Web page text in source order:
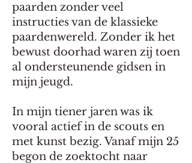
paarden zonder veel
instructies van de klassieke
paardenwereld. Zonder ik het
bewust doorhad waren zij toen
al ondersteunende gidsen in
mijn jeugd.
In mijn tiener jaren was ik
vooral actief in de scouts en
met kunst bezig. Vanaf mijn 25
begon de zoektocht naar